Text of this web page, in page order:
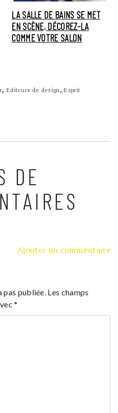
LA SALLE DE BAINS SE MET
EN SCÈNE, DÉCOREZ-LA
COMME VOTRE SALON
, Editeurs de design,Esprit
DE
Ajouter un commentaire
pas publiée. Les champs
*